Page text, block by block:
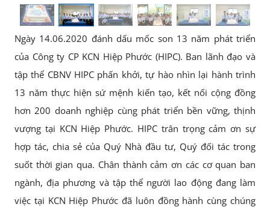
Ngày 14.06.2020 đánh dấu mốc son 13 năm phát triển
của Công ty CP KCN Hiệp Phước (HIPC). Ban lãnh đạo và
tập thể CBNV HIPC phấn khởi, tự hào nhìn lại hành trình
13 năm thực hiện sứ mệnh kiến tạo, kết nối cộng đồng
hơn 200 doanh nghiệp cùng phát triển bền vững, thịnh
vượng tại KCN Hiệp Phước. HIPC trân trọng cảm ơn sự
hợp tác, chia sẻ của Quý Nhà đầu tư, Quý đối tác trong
suốt thời gian qua. Chân thành cảm ơn các cơ quan ban
ngành, địa phương và tập thể người lao động đang làm
việc tại KCN Hiệp Phước đã luôn đồng hành cùng chúng